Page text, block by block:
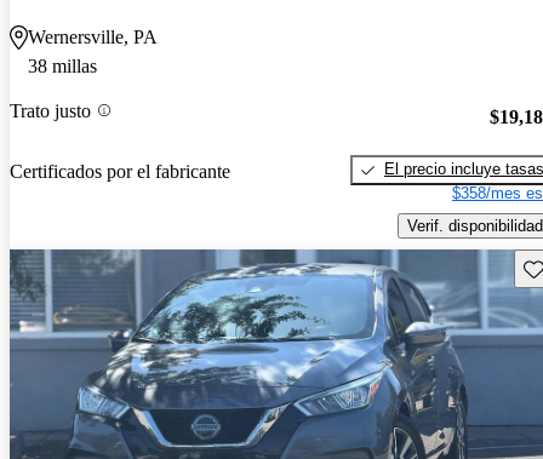
Wernersville, PA
38 millas
Trato justo
Certificados por el fabricante
El precio incluye tasas
$358/mes
Verif. disponibilidad